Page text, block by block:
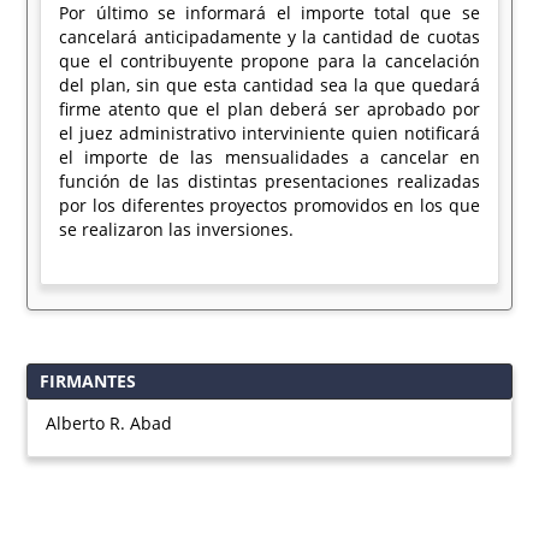
Por último se informará el importe total que se
cancelará anticipadamente y la cantidad de cuotas
que el contribuyente propone para la cancelación
del plan, sin que esta cantidad sea la que quedará
firme atento que el plan deberá ser aprobado por
el juez administrativo interviniente quien notificará
el importe de las mensualidades a cancelar en
función de las distintas presentaciones realizadas
por los diferentes proyectos promovidos en los que
se realizaron las inversiones.
FIRMANTES
Alberto R. Abad